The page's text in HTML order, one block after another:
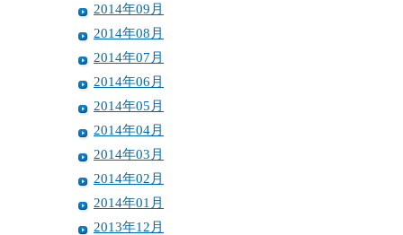
2014年09月
2014年08月
2014年07月
2014年06月
2014年05月
2014年04月
2014年03月
2014年02月
2014年01月
2013年12月